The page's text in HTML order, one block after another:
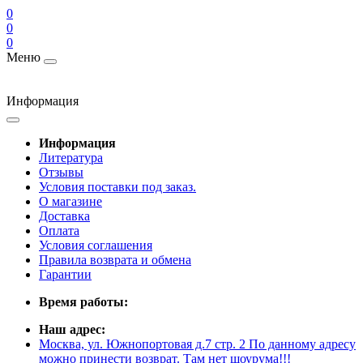
0
0
0
Меню
Информация
Информация
Литература
Отзывы
Условия поставки под заказ.
О магазине
Доставка
Оплата
Условия соглашения
Правила возврата и обмена
Гарантии
Время работы:
Наш адрес:
Москва, ул. Южнопортовая д.7 стр. 2 По данному адресу
можно принести возврат. Там нет шоурума!!!